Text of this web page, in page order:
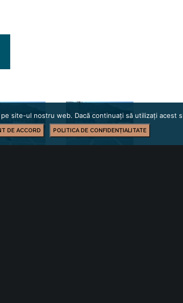
site-ul nostru web. Dacă continuați să utilizați
DE ACCORD POLITICA DE CONFIDENȚIALITATE